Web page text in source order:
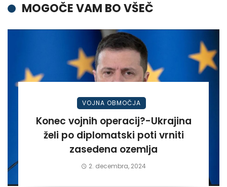
MOGOČE VAM BO VŠEČ
VOJNA OBMOČJA
Konec vojnih operacij?-Ukrajina
želi po diplomatski poti vrniti
zasedena ozemlja
2. decembra, 2024